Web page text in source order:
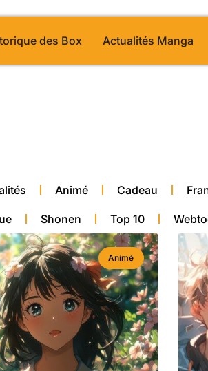
des Box Actualités Manga
Animé Cadeau
Shonen Top 10
Animé